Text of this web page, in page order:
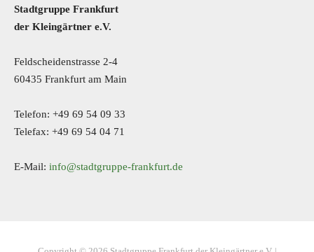
Stadtgruppe Frankfurt
der Kleingärtner e.V.
Feldscheidenstrasse 2-4
60435 Frankfurt am Main
Telefon: +49 69 54 09 33
Telefax: +49 69 54 04 71
E-Mail: info@stadtgruppe-frankfurt.de